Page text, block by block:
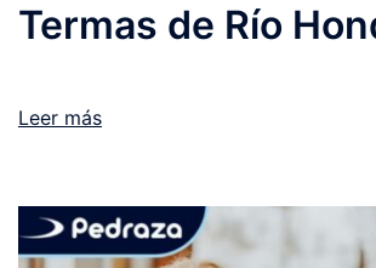
Termas de Río
Leer más